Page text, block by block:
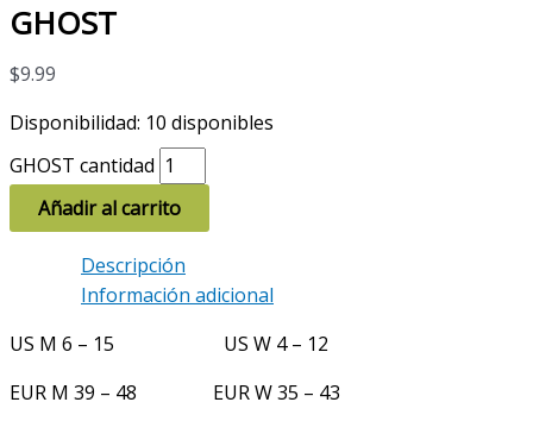
GHOST
$9.99
Disponibilidad: 10 disponibles
GHOST cantidad
Añadir al carrito
Descripción
Información adicional
US M 6 – 15 US W 4 – 12
EUR M 39 – 48 EUR W 35 – 43